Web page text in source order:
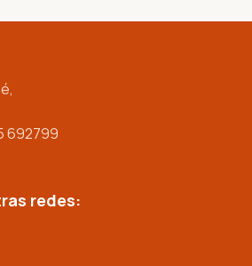
692799
redes: